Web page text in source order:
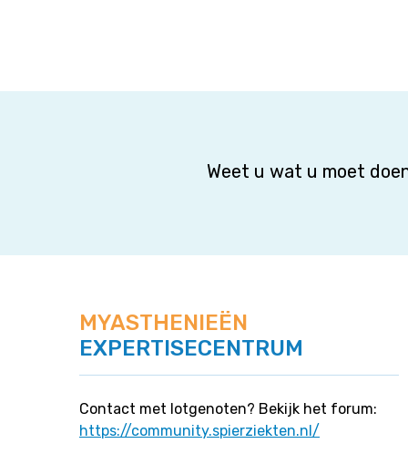
Weet u wat u moet
MYASTHENIEËN
EXPERTISECENTRUM
Contact met lotgenoten? Bekijk het forum:
https://community.spierziekten.nl/